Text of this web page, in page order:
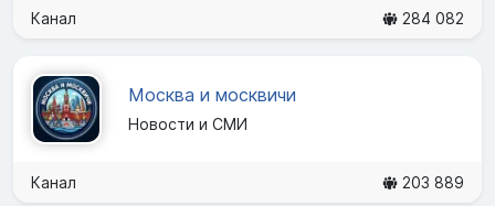
Канал 284 082
Москва и москвичи
Новости и СМИ
Канал 203 889